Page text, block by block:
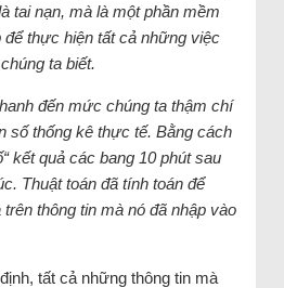
tai nạn, mà là một phần mềm
thực hiện tất cả những việc
ta biết.
đến mức chúng ta thậm chí
số thống kê thực tế. Bằng cách
kết quả các bang 10 phút sau
Thuật toán đã tính toán để
thông tin mà nó đã nhập vào
tất cả những thông tin mà